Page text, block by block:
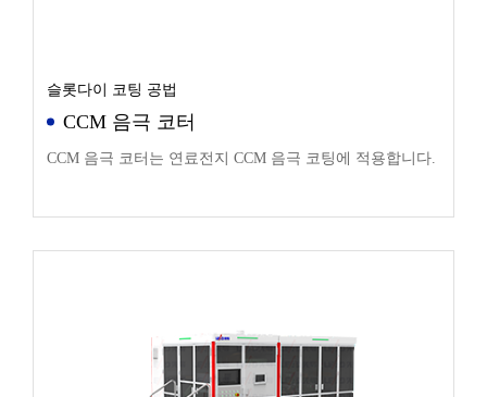
슬롯다이 코팅 공법
CCM 음극 코터
CCM 음극 코터는 연료전지 CCM 음극 코팅에 적용합니다.